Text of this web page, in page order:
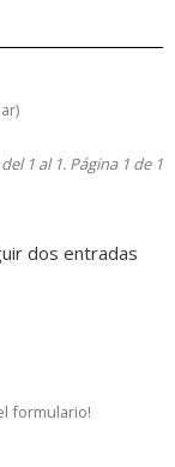
)
1 al 1. Página 1 de 1
dos entradas
formulario!